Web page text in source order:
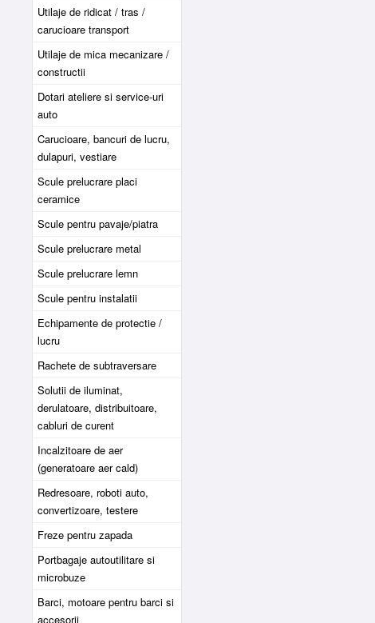
Utilaje de ridicat / tras /
carucioare transport
Utilaje de mica mecanizare /
constructii
Dotari ateliere si service-uri
auto
Carucioare, bancuri de lucru,
dulapuri, vestiare
Scule prelucrare placi
ceramice
Scule pentru pavaje/piatra
Scule prelucrare metal
Scule prelucrare lemn
Scule pentru instalatii
Echipamente de protectie /
lucru
Rachete de subtraversare
Solutii de iluminat,
derulatoare, distribuitoare,
cabluri de curent
Incalzitoare de aer
(generatoare aer cald)
Redresoare, roboti auto,
convertizoare, testere
Freze pentru zapada
Portbagaje autoutilitare si
microbuze
Barci, motoare pentru barci si
accesorii